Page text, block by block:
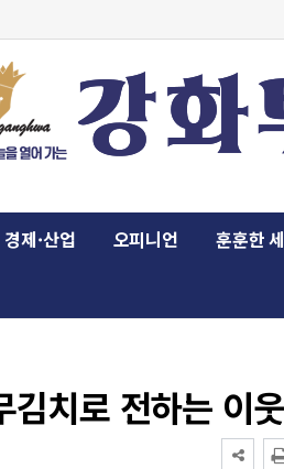
경제·산업 오피니언 훈훈한
치로 전하는 이